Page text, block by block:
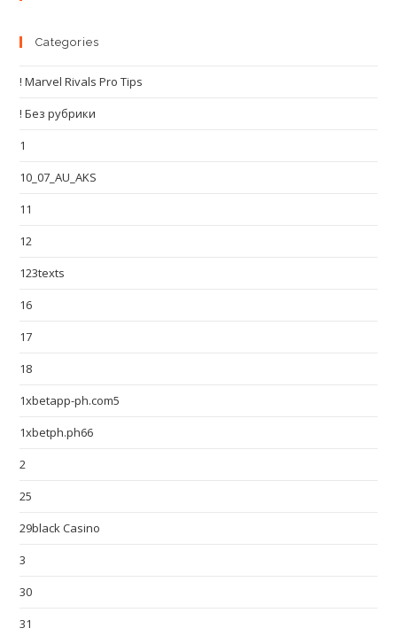
Categories
! Marvel Rivals Pro Tips
! Без рубрики
1
10_07_AU_AKS
11
12
123texts
16
17
18
1xbetapp-ph.com5
1xbetph.ph66
2
25
29black Casino
3
30
31